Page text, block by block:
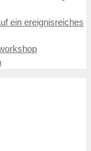
ein ereignisreiches